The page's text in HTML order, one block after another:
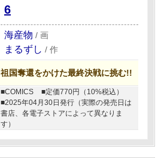
6
海産物 / 画
まるずし / 作
祖国奪還をかけた最終決戦に挑む!!
■COMICS
■定価770円（10%税込）
■2025年04月30日発行（実際の発売日は
書店、各電子ストアによって異なりま
す）